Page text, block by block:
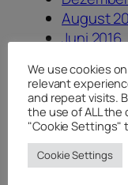
August
Juni 2016
April 2016
Februar
Oktober
We use cookies
relevant
and repeat visits.
the use of ALL the
"Cookie Settings"
Cookie Settings